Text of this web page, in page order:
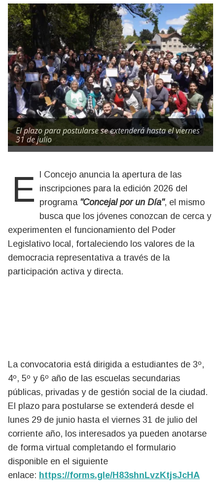
El plazo para postularse se extenderá hasta el viernes
31 de julio
El Concejo anuncia la apertura de las inscripciones para la edición 2026 del
programa "Concejal por un Día", el mismo
busca que los jóvenes conozcan de cerca y
experimenten el funcionamiento del Poder
Legislativo local, fortaleciendo los valores de la
democracia representativa a través de la
participación activa y directa.
La convocatoria está dirigida a estudiantes de 3º,
4º, 5º y 6º año de las escuelas secundarias
públicas, privadas y de gestión social de la ciudad.
El plazo para postularse se extenderá desde el
lunes 29 de junio hasta el viernes 31 de julio del
corriente año, los interesados ya pueden anotarse
de forma virtual completando el formulario
disponible en el siguiente
enlace: https://forms.gle/H83shnLvzKtjsJcHA